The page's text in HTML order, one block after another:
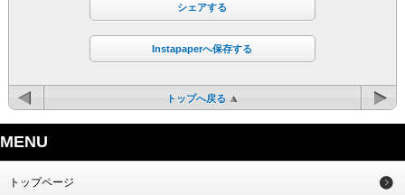
シェアする
Instapaperへ保存する
トップへ戻る
MENU
トップページ